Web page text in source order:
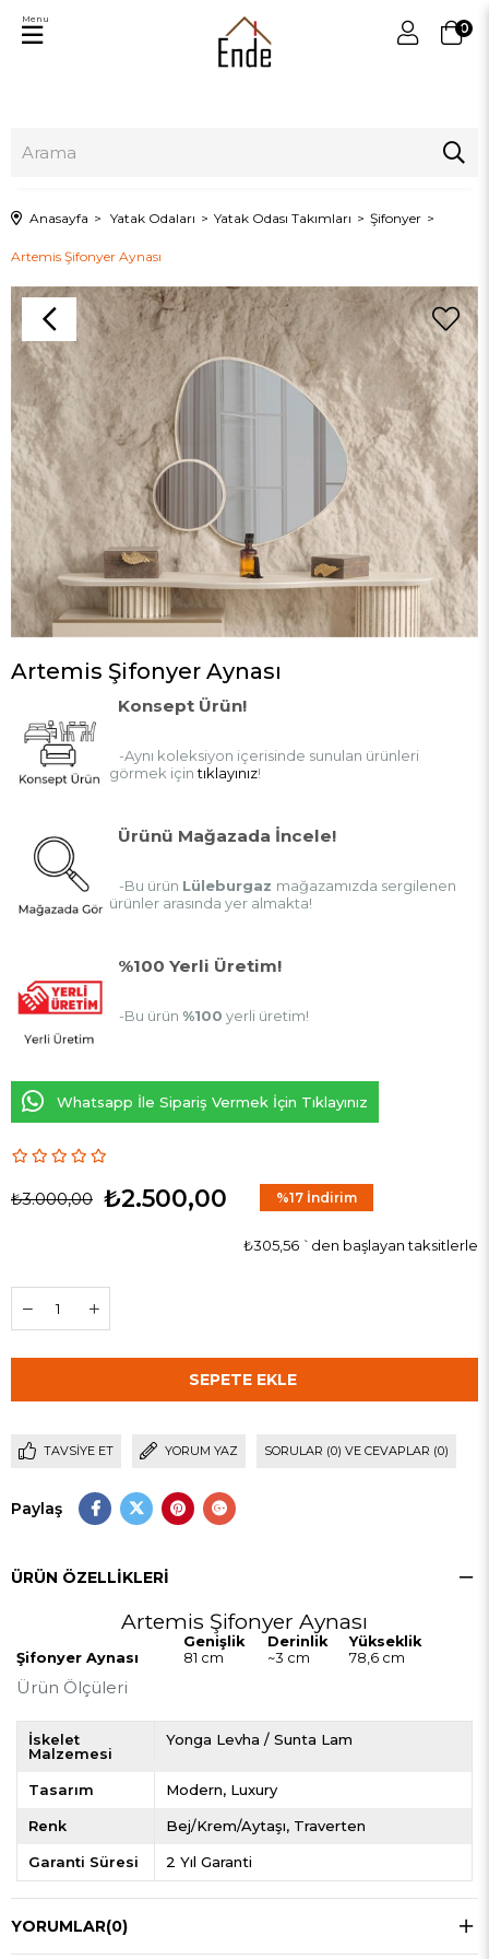
0
Menu
Anasayfa Yatak Odaları Yatak Odası Takımları Şifonyer
Artemis Şifonyer Aynası
Artemis Şifonyer Aynası
Konsept Ürün!
-Aynı koleksiyon içerisinde sunulan ürünleri
görmek içintıklayınız!
Ürünü Mağazada İncele!
-Bu ürün Lüleburgaz mağazamızda sergilenen
ürünler arasında yer almakta!
%100 Yerli Üretim!
-Bu ürün %100 yerli üretim!
Whatsapp İle Sipariş Vermek İçin Tıklayınız
₺3.000,00 ₺2.500,00 %17 İndirim
₺305,56 `den başlayan taksitlerle
TAVSIYE ET YORUM YAZ SORULAR (0) VE CEVAPLAR (0)
Paylaş
ÜRÜN ÖZELLIKLERI
Artemis Şifonyer Aynası
Ürün Ölçüleri
Genişlik Derinlik
Yükseklik
Şifonyer Aynası
81 cm ~3 cm 78,6 cm
İskelet
Malzemesi
Yonga Levha / Sunta Lam
Tasarım Modern Luxury
Renk Bej/Krem/Aytaşı Traverten
Garanti Süresi 2 Yıl Garanti
YORUMLAR(0)